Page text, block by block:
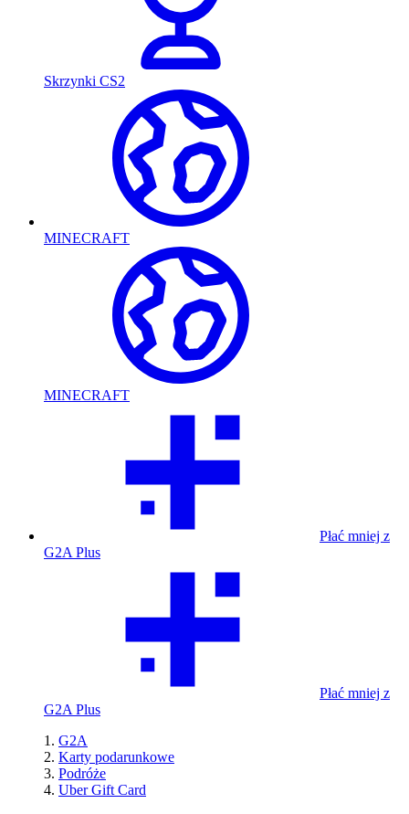
Skrzynki CS2
MINECRAFT
MINECRAFT
Płać mniej z
G2A Plus
Płać mniej z
G2A Plus
G2A
Karty podarunkowe
Podróże
Uber Gift Card